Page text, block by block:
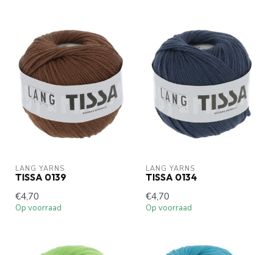
LANG YARNS
TISSA 0139
€4,70
Op voorraad
LANG YARNS
TISSA 0134
€4,70
Op voorraad